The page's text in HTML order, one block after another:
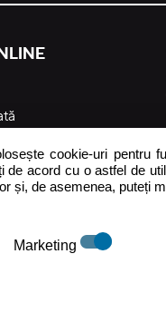
cookie-uri pentru
de acord cu o astfel de
și, de asemenea, puteți
Marketing